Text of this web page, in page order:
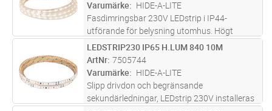
och...läs mer
Varumärke
HIDE-A-LITE
Fasdimringsbar 230V LEDstrip i IP44-
utförande för belysning utomhus. Högt
ljusflöde och mycket god färgåtergivning,
RA>90, två färgtemperaturer, 2100K och
3000K. För effektfull och dold belysning
t.e...läs mer
ST Lägg i kundvagn
LEDSTRIP230 IP65 H.LUM 840 10M
ArtNr 7505744
Varumärke
HIDE-A-LITE
Slipp drivdon och begränsande
sekundärledningar, LEDstrip 230V installeras